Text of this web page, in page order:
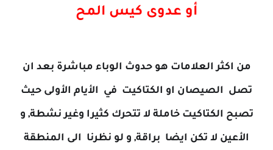
أو عدوى كيس المح
من اكثر العلامات هو حدوث الوباء مباشرة بعد ان
تصل الصيصان او الكتاكيت في الأيام الأولى حيث
تصبح الكتاكيت خاملة لا تتحرك كثيرا وغير نشطة, و
الأعين لا تكن ايضا براقة, و لو نظرنا الى المنطقة